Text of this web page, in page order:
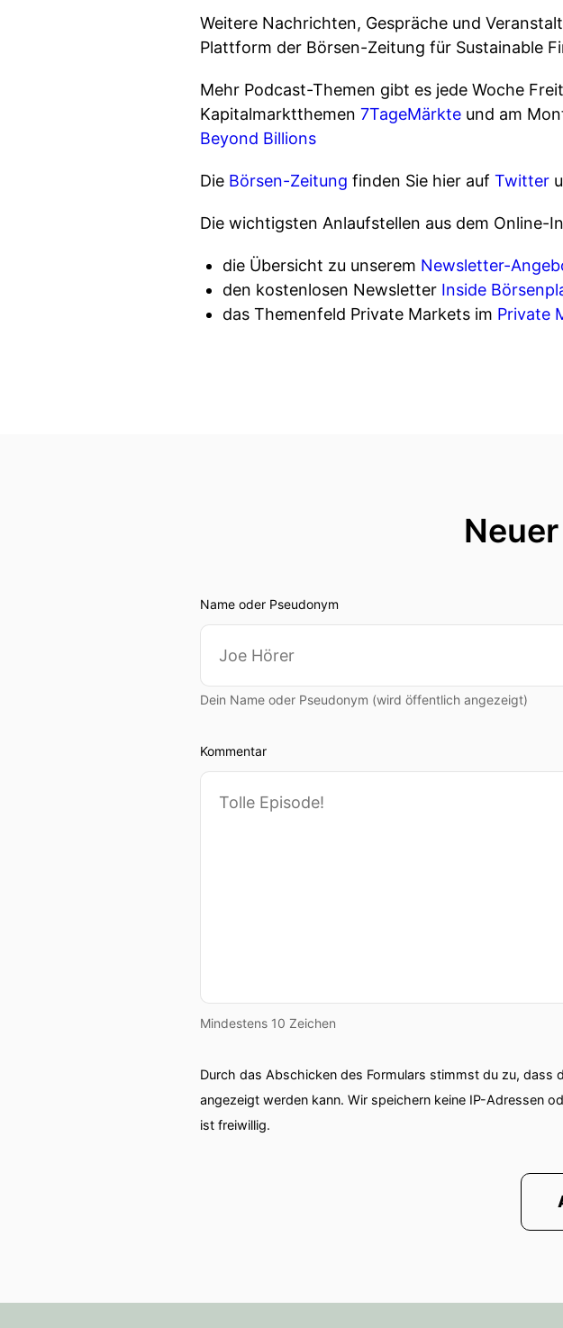
Weitere Nachrichten, Gespräche und
Plattform der Börsen-Zeitung für Sustainable
Mehr Podcast-Themen gibt es jede Woche
Kapitalmarktthemen 7TageMärkte und am
Beyond Billions
Die Börsen-Zeitung finden Sie hier auf Twitter
Die wichtigsten Anlaufstellen aus dem Online-
die Übersicht zu unserem Newsletter-
den kostenlosen Newsletter Inside
das Themenfeld Private Markets im Private
Name oder Pseudonym
Dein Name oder Pseudonym (wird öffentlich angezeigt)
Kommentar
Mindestens 10 Zeichen
Durch das Abschicken des Formulars stimmst du zu,
angezeigt werden kann. Wir speichern keine IP-Adressen
ist freiwillig.